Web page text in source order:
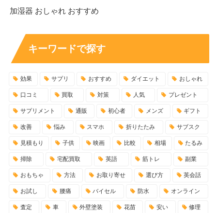
加湿器 おしゃれ おすすめ
キーワードで探す
効果 サプリ おすすめ ダイエット おしゃれ
口コミ 買取 対策 人気 プレゼント
サプリメント 通販 初心者 メンズ ギフト
改善 悩み スマホ 折りたたみ サブスク
見積もり 子供 映画 比較 相場 たるみ
掃除 宅配買取 英語 筋トレ 副業
おもちゃ 方法 お取り寄せ 選び方 英会話
お試し 腰痛 バイセル 防水 オンライン
査定 車 外壁塗装 花苗 安い 修理